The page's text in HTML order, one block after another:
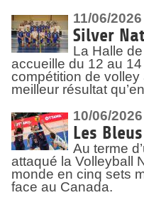
11/06/2026
Silver
La Halle
accueille du 12 au
compétition de
meilleur résultat
10/06/2026
Les
Au terme
attaqué la Volleyball
monde en cinq sets
face au Canada.